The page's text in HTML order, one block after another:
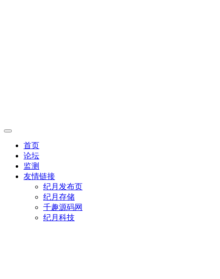
首页
论坛
监测
友情链接
纪月发布页
纪月存储
千趣源码网
纪月科技